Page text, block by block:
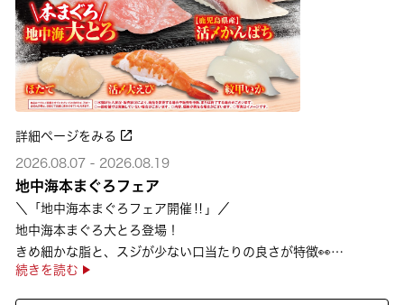
詳細ページをみる
2026.08.07 - 2026.08.19
地中海本まぐろフェア
＼「地中海本まぐろフェア開催‼」／
地中海本まぐろ大とろ登場！
きめ細かな脂と、スジが少ない口当たりの良さが特徴👀
さらに、鹿児島で育った高級魚【鹿児島県産活〆かんぱち】など
続きを読む